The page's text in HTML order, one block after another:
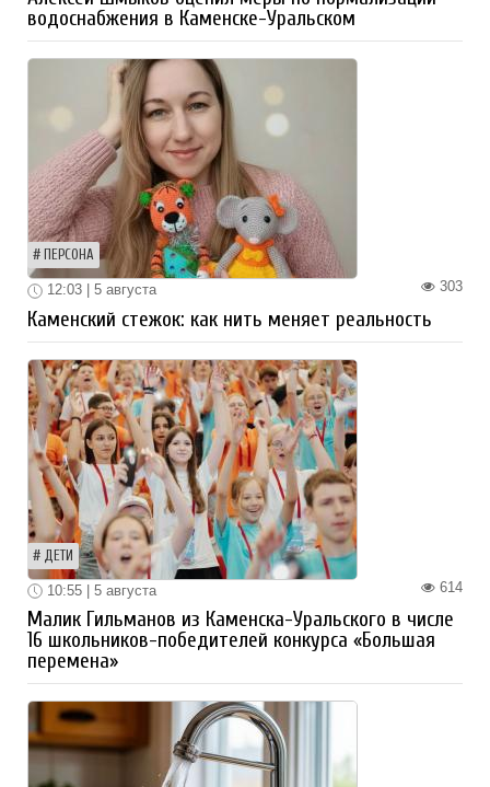
водоснабжения в Каменске-Уральском
ПЕРСОНА
303
12:03 | 5 августа
Каменский стежок: как нить меняет реальность
ДЕТИ
614
10:55 | 5 августа
Малик Гильманов из Каменска-Уральского в числе
16 школьников-победителей конкурса «Большая
перемена»